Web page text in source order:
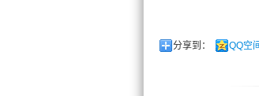
分享到： QQ空间